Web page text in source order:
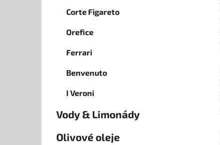
Corte Figareto
Orefice
Ferrari
Benvenuto
I Veroni
Vody & Limonády
Olivové oleje